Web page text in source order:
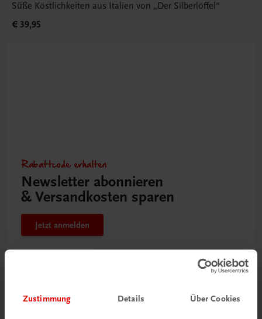
Zustimmung Details Über Cookies
Süße Köstlichkeiten aus Italien von „Der Silberlöffel“
€ 39,95
Rabattcode erhalten
Newsletter abonnieren
& Versandkosten sparen
Jetzt anmelden
Herzlich willkommen bei TRAUNER!